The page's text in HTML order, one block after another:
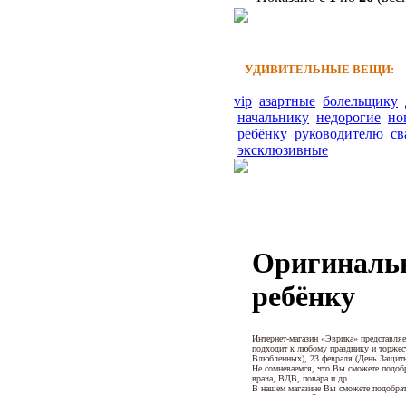
УДИВИТЕЛЬНЫЕ ВЕЩИ:
vip азартные болельщику
начальнику недорогие
ребёнку руководителю
эксклюзивные
ребёнку
Интернет-магазин «Эврика»
подходит к любому празднику и
Влюбленных), 23 февраля (День
Не сомневаемся, что Вы сможете
врача, ВДВ, повара и др.
В нашем магазине Вы сможете